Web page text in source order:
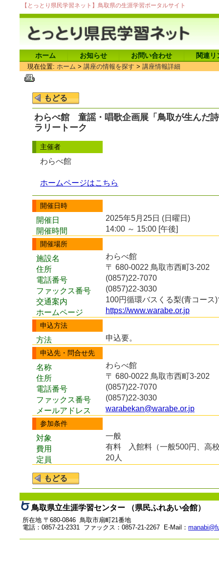
【とっとり県民学習ネット】鳥取県の生涯学習ポータルサイト
ホーム お知らせ お問い合わせ 関連リ
現在位置: ホーム > 講座の情報を探す > 講座情報詳細
わらべ館 童謡・唱歌企画展「鳥取が生ん
ラリートーク
主催者
わらべ館
ホームページはこちら
開催日時
開催日
2025年5月25日 (日曜日)
開催時間
14:00 ～ 15:00 [午後]
開催場所
施設名
わらべ館
住所
〒 680-0022 鳥取市西町3-202
電話番号
(0857)22-7070
ファックス番号
(0857)22-3030
交通案内
100円循環バスくる梨(青コー
ホームページ
https://www.warabe.or.jp
申込方法
方法 申込要。
申込先・問合せ先
名称
わらべ館
住所
〒 680-0022 鳥取市西町3-202
電話番号
(0857)22-7070
ファックス番号
(0857)22-3030
メールアドレス
warabekan@warabe.or.jp
参加条件
対象
一般
費用
有料
入館料（一般500円、高
定員
20人
鳥取県立生涯学習センター （県民ふれあい会館）
所在地 〒680-0846 鳥取市扇町21番地
電話：0857-21-2331 ファックス：0857-21-2267 E-Mail：